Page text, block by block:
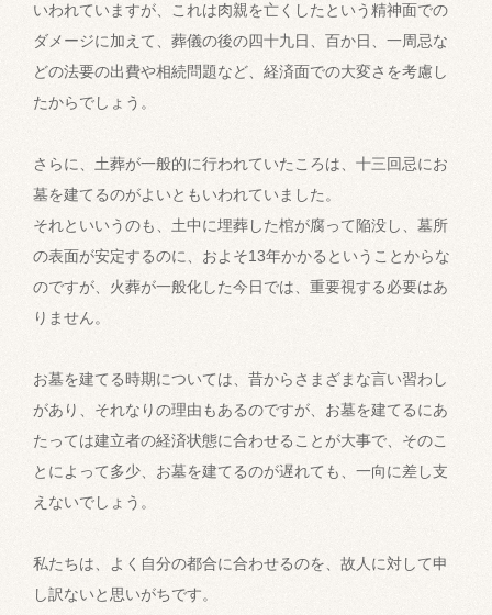
いわれていますが、これは肉親を亡くしたという精神面での
ダメージに加えて、葬儀の後の四十九日、百か日、一周忌な
どの法要の出費や相続問題など、経済面での大変さを考慮し
たからでしょう。
さらに、土葬が一般的に行われていたころは、十三回忌にお
墓を建てるのがよいともいわれていました。
それといいうのも、土中に埋葬した棺が腐って陥没し、墓所
の表面が安定するのに、およそ13年かかるということからな
のですが、火葬が一般化した今日では、重要視する必要はあ
りません。
お墓を建てる時期については、昔からさまざまな言い習わし
があり、それなりの理由もあるのですが、お墓を建てるにあ
たっては建立者の経済状態に合わせることが大事で、そのこ
とによって多少、お墓を建てるのが遅れても、一向に差し支
えないでしょう。
私たちは、よく自分の都合に合わせるのを、故人に対して申
し訳ないと思いがちです。